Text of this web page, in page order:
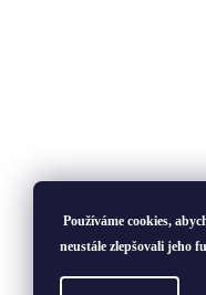
Používáme cookies,
neustále zlepšovali jeho